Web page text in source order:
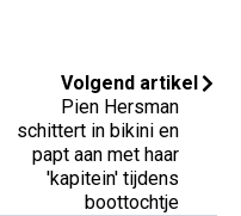
Volgend artikel
Pien Hersman
schittert in bikini en
papt aan met haar
'kapitein' tijdens
boottochtje